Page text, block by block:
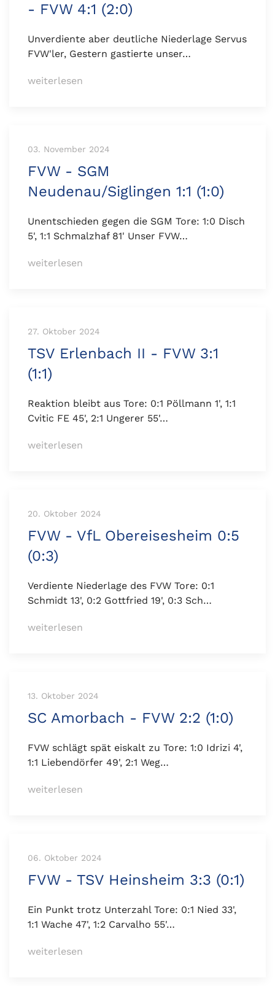
- FVW 4:1 (2:0)
Unverdiente aber deutliche Niederlage Servus
FVW'ler, Gestern gastierte unser…
weiterlesen
03. November 2024
FVW - SGM
Neudenau/Siglingen 1:1 (1:0)
Unentschieden gegen die SGM Tore: 1:0 Disch
5', 1:1 Schmalzhaf 81' Unser FVW…
weiterlesen
27. Oktober 2024
TSV Erlenbach II - FVW 3:1
(1:1)
Reaktion bleibt aus Tore: 0:1 Pöllmann 1', 1:1
Cvitic FE 45', 2:1 Ungerer 55'…
weiterlesen
20. Oktober 2024
FVW - VfL Obereisesheim 0:5
(0:3)
Verdiente Niederlage des FVW Tore: 0:1
Schmidt 13', 0:2 Gottfried 19', 0:3 Sch…
weiterlesen
13. Oktober 2024
SC Amorbach - FVW 2:2 (1:0)
FVW schlägt spät eiskalt zu Tore: 1:0 Idrizi 4',
1:1 Liebendörfer 49', 2:1 Weg…
weiterlesen
06. Oktober 2024
FVW - TSV Heinsheim 3:3 (0:1)
Ein Punkt trotz Unterzahl Tore: 0:1 Nied 33',
1:1 Wache 47', 1:2 Carvalho 55'…
weiterlesen